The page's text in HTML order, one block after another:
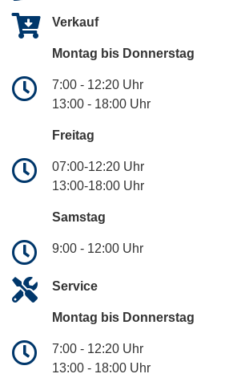
Verkauf
Montag bis Donnerstag
7:00 - 12:20 Uhr
13:00 - 18:00 Uhr
Freitag
07:00-12:20 Uhr
13:00-18:00 Uhr
Samstag
9:00 - 12:00 Uhr
Service
Montag bis Donnerstag
7:00 - 12:20 Uhr
13:00 - 18:00 Uhr